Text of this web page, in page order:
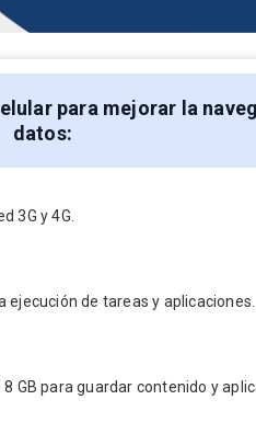
para mejorar la
datos:
3G y 4G.
de tareas y aplicaciones.
GB para guardar contenido y